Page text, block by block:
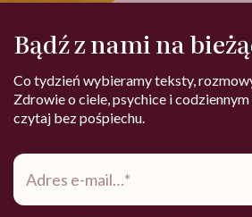
Bądź z nami na
Co tydzień wybieramy teksty,
Zdrowie o ciele, psychice i codziennym
czytaj bez pośpiechu.
Adres
mail*